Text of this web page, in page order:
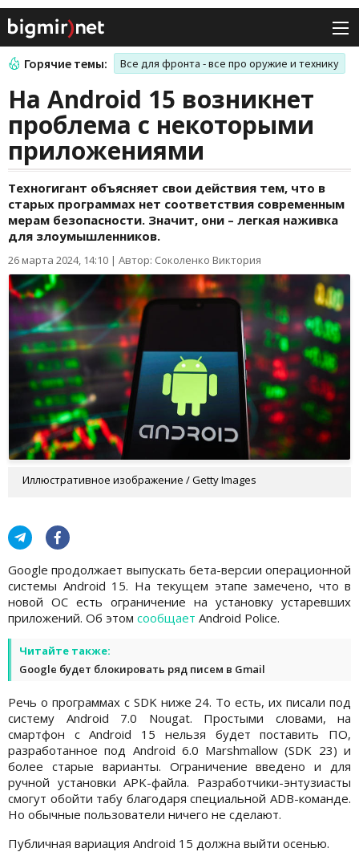
Горячие темы: Все для фронта - все про оружие и технику
На Android 15 возникнет
проблема с некоторыми
приложениями
Техногигант объясняет свои действия тем, что в
старых программах нет соответствия современным
мерам безопасности. Значит, они – легкая наживка
для злоумышленников.
26 марта 2024, 14:10 | Автор: Соколенко Виктория
Иллюстративное изображение / Getty Images
Google продолжает выпускать бета-версии операционной
системы Android 15. На текущем этапе замечено, что в
новой ОС есть ограничение на установку устаревших
приложений. Об этом сообщает Android Police.
Читайте также:
Google будет блокировать ряд писем в Gmail
Речь о программах с SDK ниже 24. То есть, их писали под
систему Android 7.0 Nougat. Простыми словами, на
смартфон с Android 15 нельзя будет поставить ПО,
разработанное под Android 6.0 Marshmallow (SDK 23) и
более старые варианты. Ограничение введено и для
ручной установки APK-файла. Разработчики-энтузиасты
смогут обойти табу благодаря специальной ADB-команде.
Но обычные пользователи ничего не сделают.
Публичная вариация Android 15 должна выйти осенью.